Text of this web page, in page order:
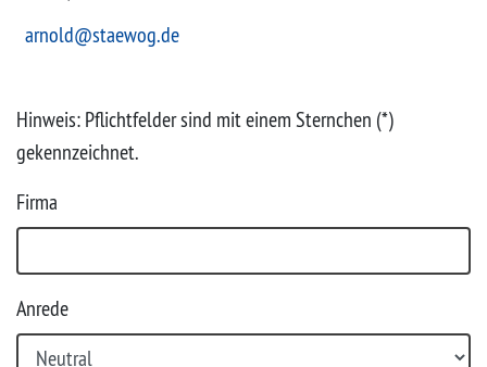
arnold@staewog.de
Hinweis: Pflichtfelder sind mit einem Sternchen (*)
gekennzeichnet.
Firma
Anrede